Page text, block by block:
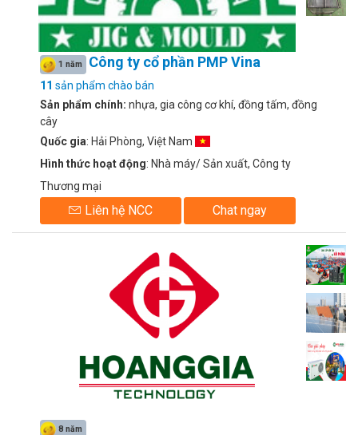
1 năm Công ty cổ phần PMP Vina
11 sản phẩm chào bán
Sản phẩm chính: nhựa, gia công cơ khí, đồng tấm, đồng
cây
Quốc gia: Hải Phòng, Việt Nam
Hình thức hoạt động: Nhà máy/ Sản xuất, Công ty
Thương mại
Liên hệ NCC Chat ngay
8 năm